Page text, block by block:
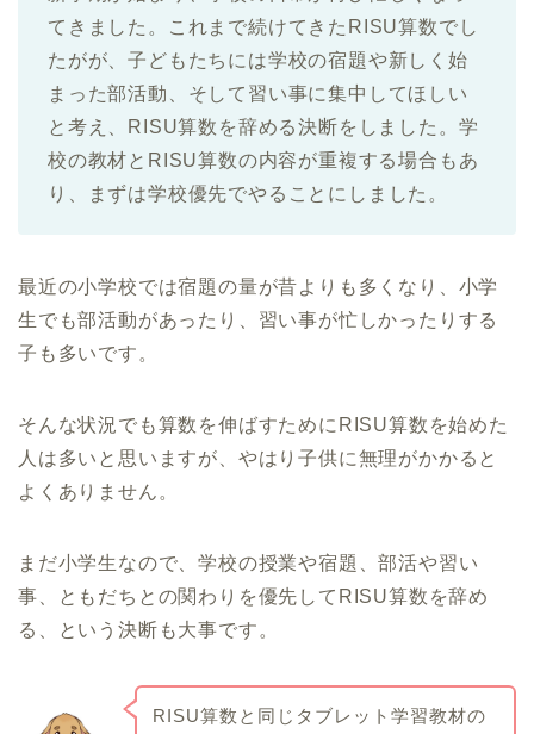
てきました。これまで続けてきたRISU算数でし
たがが、子どもたちには学校の宿題や新しく始
まった部活動、そして習い事に集中してほしい
と考え、RISU算数を辞める決断をしました。学
校の教材とRISU算数の内容が重複する場合もあ
り、まずは学校優先でやることにしました。
最近の小学校では宿題の量が昔よりも多くなり、小学
生でも部活動があったり、習い事が忙しかったりする
子も多いです。
そんな状況でも算数を伸ばすためにRISU算数を始めた
人は多いと思いますが、やはり子供に無理がかかると
よくありません。
まだ小学生なので、学校の授業や宿題、部活や習い
事、ともだちとの関わりを優先してRISU算数を辞め
る、という決断も大事です。
RISU算数と同じタブレット学習教材の